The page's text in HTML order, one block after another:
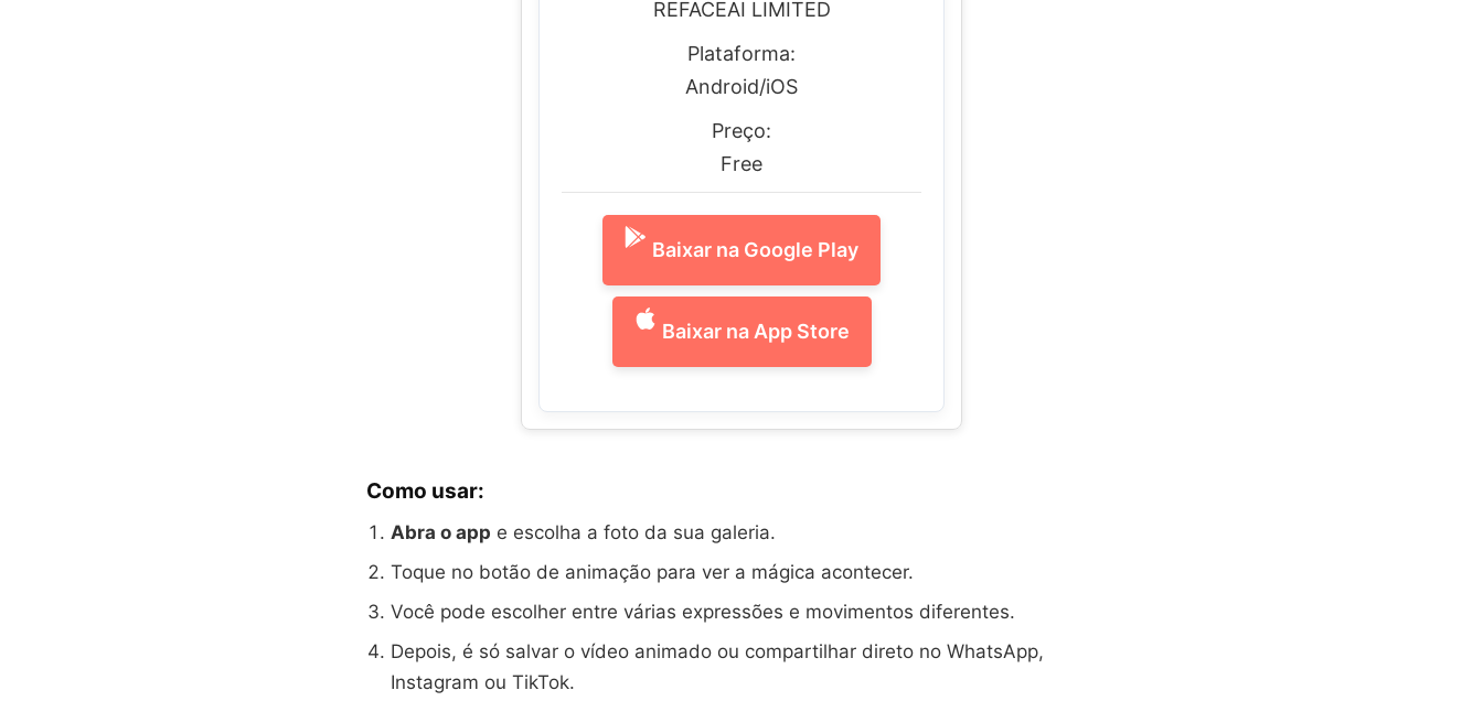
REFACEAI LIMITED
Plataforma:
Android/iOS
Preço:
Free
Baixar na Google Play
Baixar na App Store
Como usar:
Abra o app e escolha a foto da sua galeria.
Toque no botão de animação para ver a mágica acontecer.
Você pode escolher entre várias expressões e movimentos diferentes.
Depois, é só salvar o vídeo animado ou compartilhar direto no WhatsApp,
Instagram ou TikTok.